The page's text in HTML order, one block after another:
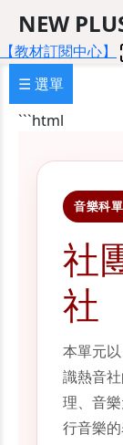
NEW
【教材訂閱中心】
```html
音樂科
社
社
本單元
識熱音
理、音
行音樂
☰ 選單